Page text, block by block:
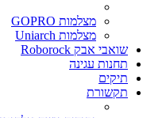
מצלמות GOPRO
מצלמות Uniarch
שואבי אבק Roborock
תחנות עגינה
תיקים
תקשורת